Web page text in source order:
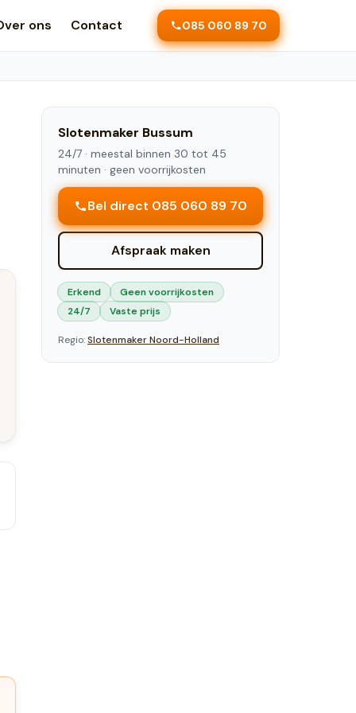
ons Contact 085 060 89 70
Slotenmaker Bussum
24/7 · meestal binnen 30 tot 45
minuten · geen voorrijkosten
Bel direct 085 060 89 70
Afspraak maken
Erkend
Geen voorrijkosten
24/7
Vaste prijs
Regio:SlotenmakerNoord-Holland